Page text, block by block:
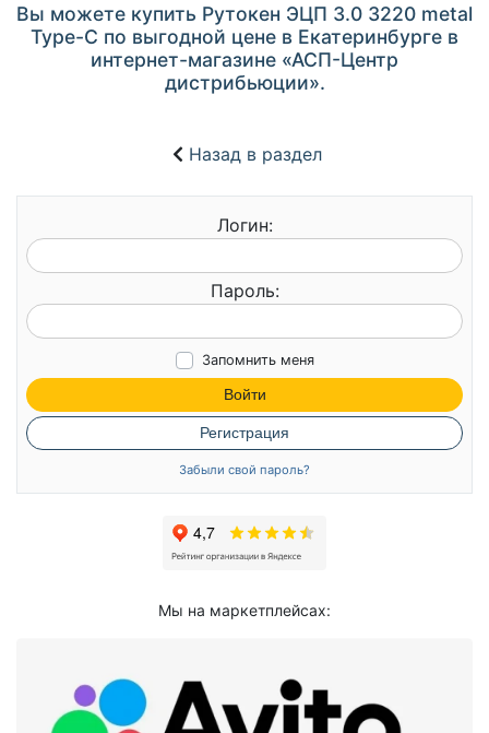
Вы можете купить Рутокен ЭЦП 3.0 3220 metal
Type-C по выгодной цене в Екатеринбурге в
интернет-магазине «АСП-Центр
дистрибьюции».
Назад в раздел
Логин:
Пароль:
Запомнить меня
Войти
Регистрация
Забыли свой пароль?
Мы на маркетплейсах: